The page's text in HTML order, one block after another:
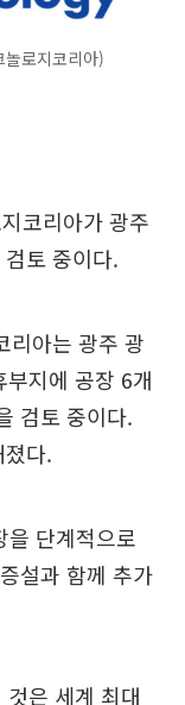
로지코리아)
코리아가 광주
토 중이다.
리아는 광주 광
지에 공장 6개
검토 중이다.
다.
을 단계적으로
설과 함께 추가
은 세계 최대